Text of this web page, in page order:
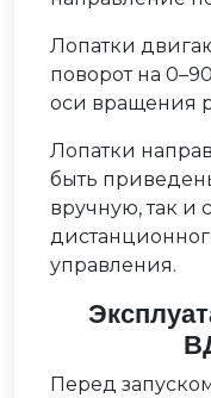
Лопатки
поворот на
оси вращения
Лопатки
быть
вручную, так и
управления.
Перед